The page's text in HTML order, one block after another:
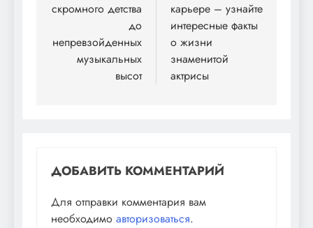
скромного детства
до
непревзойденных
музыкальных
высот
карьере – узнайте
интересные факты
о жизни
знаменитой
актрисы
ДОБАВИТЬ КОММЕНТАРИЙ
Для отправки комментария вам
необходимо авторизоваться.